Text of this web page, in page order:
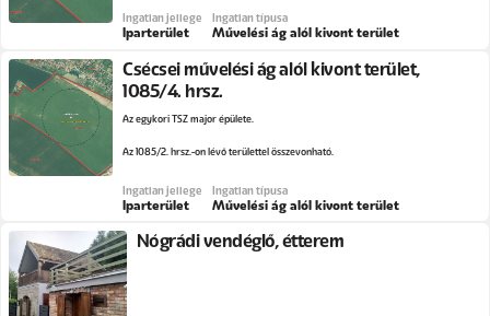
Ingatlan jellege
Iparterület
Ingatlan típusa
Művelési ág alól kivont terület
Csécsei művelési ág alól kivont terület,
1085/4. hrsz.
Az egykori TSZ major épülete.
Az 1085/2. hrsz.-on lévő területtel összevonható.
Ingatlan jellege
Iparterület
Ingatlan típusa
Művelési ág alól kivont terület
Nógrádi vendéglő, étterem